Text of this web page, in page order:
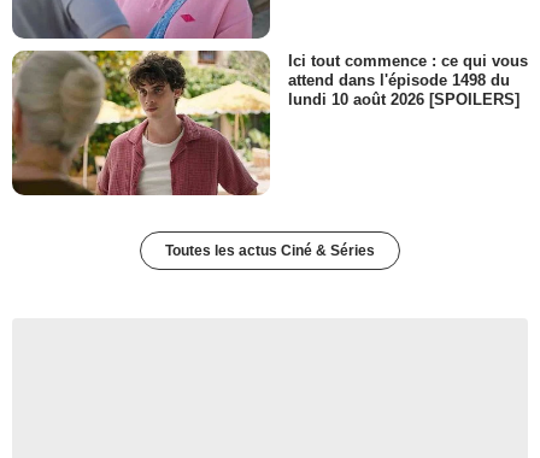
Ici tout commence : ce qui vous
attend dans l'épisode 1498 du
lundi 10 août 2026 [SPOILERS]
Toutes les actus Ciné & Séries